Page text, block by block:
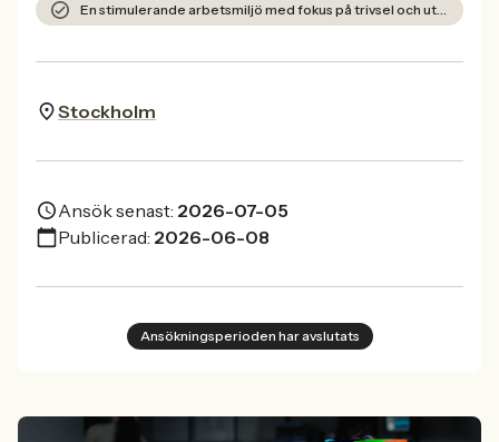
En stimulerande arbetsmiljö med fokus på trivsel och utveckling.
Stockholm
Ansök senast: 2026-07-05
Publicerad: 2026-06-08
Ansökningsperioden har avslutats